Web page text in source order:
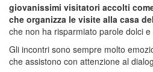
giovanissimi visitatori accolti
che organizza le visite alla casa
che non ha risparmiato parole dolci
Gli incontri sono sempre molto
che assistono con attenzione al